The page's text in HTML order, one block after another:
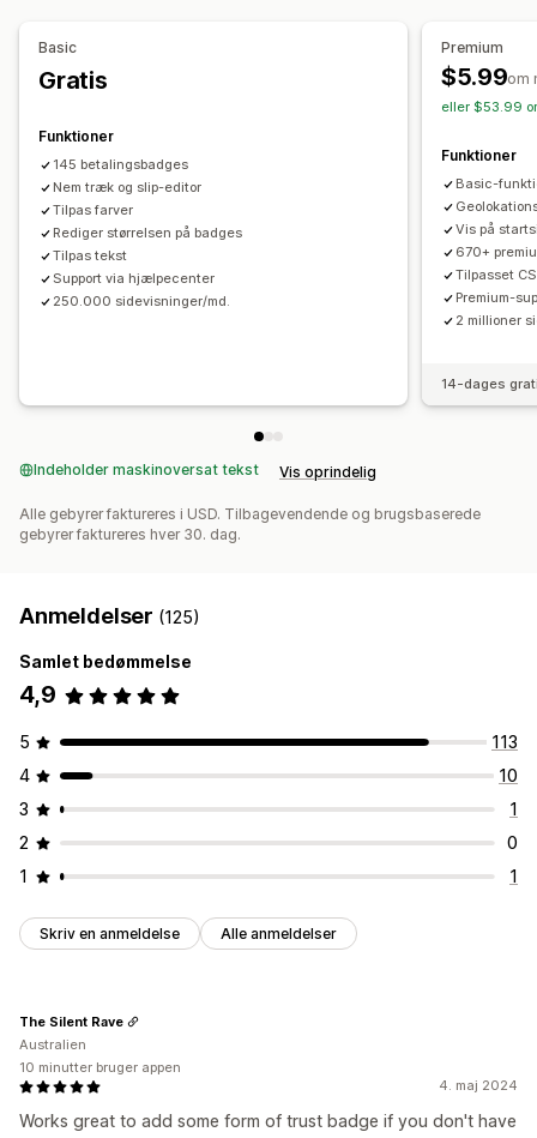
Tilpasset tekst
Dynamisk på mobil
Placering af ikon
Manuel placering
Annonceringslinje
Tilpassede sider
Side med indkøbskurv
Betalingsside
Kollektionssider
Startside Landingssider
Basic
Gratis
Funktioner
145 betalingsbadges
Nem træk og slip-editor
Tilpas farver
Rediger størrelsen på badges
Tilpas tekst
Support via hjælpecenter
250.000 sidevisninger/md.
Premium
$5.99om
eller $53.99
Funktioner
Basic-
Vis på
670+
Tilpasset
Premium-
2 millioner
14-dages
Indeholder maskinoversat tekst Vis oprindelig
Alle gebyrer faktureres i USD. Tilbagevendende og brugsbaserede
gebyrer faktureres hver 30. dag.
Anmeldelser (125)
Samlet bedømmelse
4,9
5
113
4
10
3
1
2
0
1
1
Skriv en anmeldelse Alle anmeldelser
4. maj 2024
Works great to add some form of trust badge if you don't have
The Silent Rave
Australien
10 minutter bruger appen